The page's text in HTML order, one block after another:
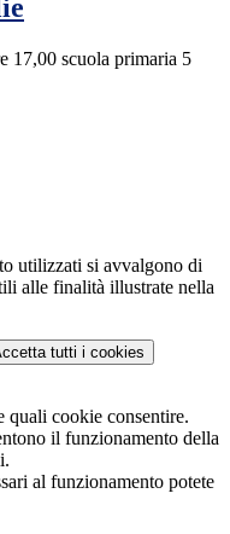
17,00 scuola primaria 5
utilizzati si avvalgono di
alle finalità illustrate nella
tutti i cookies
quali cookie consentire.
il funzionamento della
al funzionamento potete